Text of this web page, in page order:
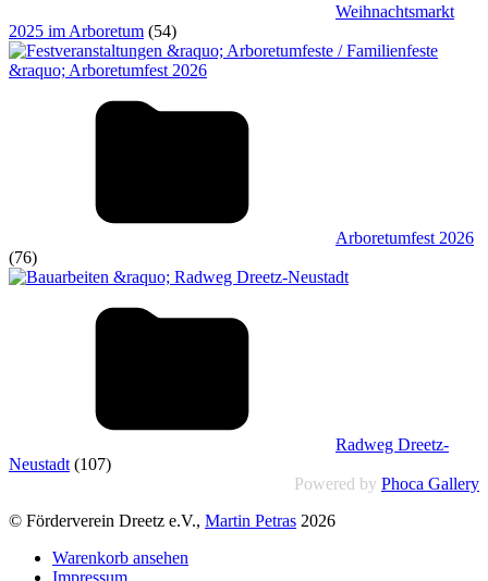
Weihnachtsmarkt
2025 im Arboretum (54)
Arboretumfest 2026
(76)
Radweg Dreetz-
Neustadt (107)
Powered by Phoca Gallery
© Förderverein Dreetz e.V., Martin Petras 2026
Warenkorb ansehen
Impressum